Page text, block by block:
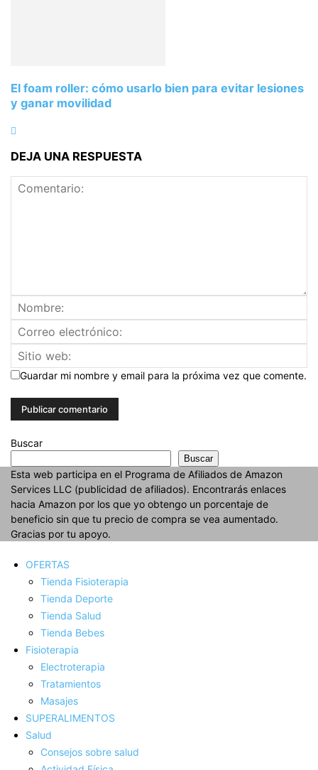
El foam roller: cómo usarlo bien para evitar lesiones
y ganar movilidad
DEJA UNA RESPUESTA
Guardar mi nombre y email para la próxima vez que comente.
Buscar
Buscar
Esta web participa en el Programa de Afiliados de Amazon
Services LLC (publicidad de afiliados). Encontrarás enlaces
hacia Amazon por los que yo obtengo un porcentaje de
beneficio sin que tu precio de compra se vea aumentado.
Gracias por tu apoyo.
OFERTAS
Tienda Fisioterapia
Tienda Deporte
Tienda Salud
Tienda Bebes
Fisioterapia
Electroterapia
Tratamientos
Masajes
SUPERALIMENTOS
Salud
Consejos sobre salud